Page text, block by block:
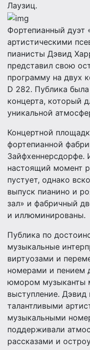
Лаузиц.
Фортепианный дуэт
артистическими
пианисты Дэвид
представил свою
программу на двух
D 282. Публика
концерта, который
уникальной
Концертной
фортепианной
Зайфхеннерсдорфе.
настоящий момент
пустует, однако
выпуск пианино и
зал» и фабричный
и иллюминированы.
Публика по
музыкальные
виртуозами и
номерами и пением
юмором музыканты
выступление. Дэвид
талантливыми
музыкальными
поддерживали
рассказами и